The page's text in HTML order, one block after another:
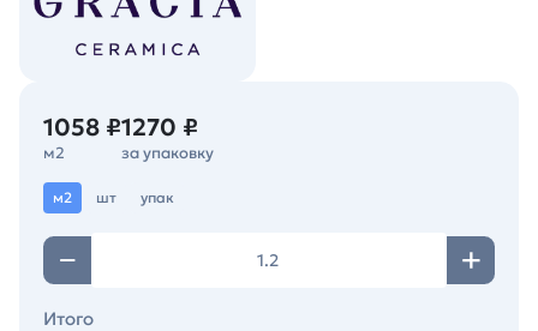
1058 ₽
м2
1270 ₽
за упаковку
м2 шт упак
Итого